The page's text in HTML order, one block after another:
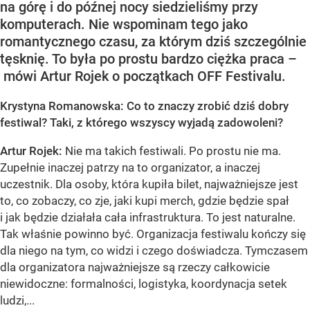
na górę i do późnej nocy siedzieliśmy przy
komputerach. Nie wspominam tego jako
romantycznego czasu, za którym dziś szczególnie
tęsknię. To była po prostu bardzo ciężka praca –
mówi Artur Rojek o początkach OFF Festivalu.
Krystyna Romanowska: Co to znaczy zrobić dziś dobry
festiwal? Taki, z którego wszyscy wyjadą zadowoleni?
Artur Rojek: Nie ma takich festiwali. Po prostu nie ma.
Zupełnie inaczej patrzy na to organizator, a inaczej
uczestnik. Dla osoby, która kupiła bilet, najważniejsze jest
to, co zobaczy, co zje, jaki kupi merch, gdzie będzie spał
i jak będzie działała cała infrastruktura. To jest naturalne.
Tak właśnie powinno być. Organizacja festiwalu kończy się
dla niego na tym, co widzi i czego doświadcza. Tymczasem
dla organizatora najważniejsze są rzeczy całkowicie
niewidoczne: formalności, logistyka, koordynacja setek
ludzi,...